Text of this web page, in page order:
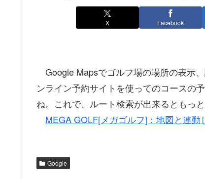
X Facebook
Google Mapsでゴルフ場の場所の表示
ンライン予約サイトを使ってのコースの
ね。これで、ルート検索が出来るともっと
MEGA GOLF[メガゴルフ]：地図と連動
Google